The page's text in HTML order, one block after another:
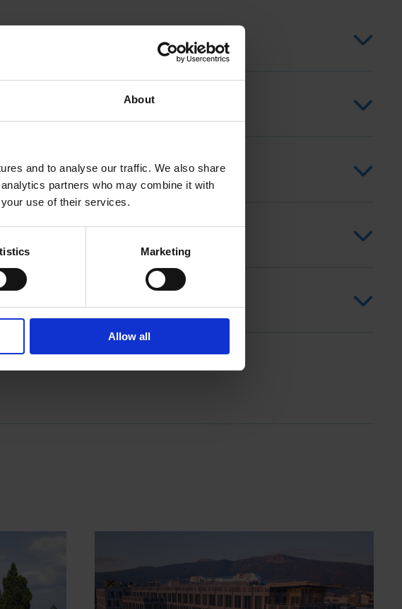
About
and to analyse our traffic. We also share
partners who may combine it with
use of their services.
Marketing
Allow all